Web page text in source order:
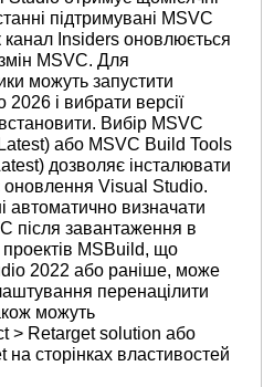
підтримувані MSVC
канал Insiders оновлюється
MSVC. Для
можуть запустити
і вибрати версії
Вибір MSVC
або MSVC Build Tools
дозволяє інсталювати
оновлення Visual Studio.
автоматично визначати
після завантаження в
MSBuild, що
2022 або раніше, може
перенацілити
можуть
> Retarget solution або
сторінках властивостей